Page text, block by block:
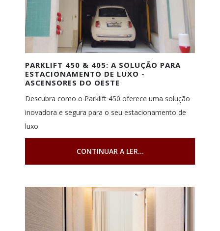
PARKLIFT 450 & 405: A SOLUÇÃO PARA
ESTACIONAMENTO DE LUXO -
ASCENSORES DO OESTE
Descubra como o Parklift 450 oferece uma solução
inovadora e segura para o seu estacionamento de
luxo
CONTINUAR A LER...